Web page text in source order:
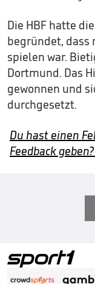
Die HBF hatte
begründet, dass
spielen war.
Dortmund. Das
gewonnen und
durchgesetzt.
Du hast einen
Feedback